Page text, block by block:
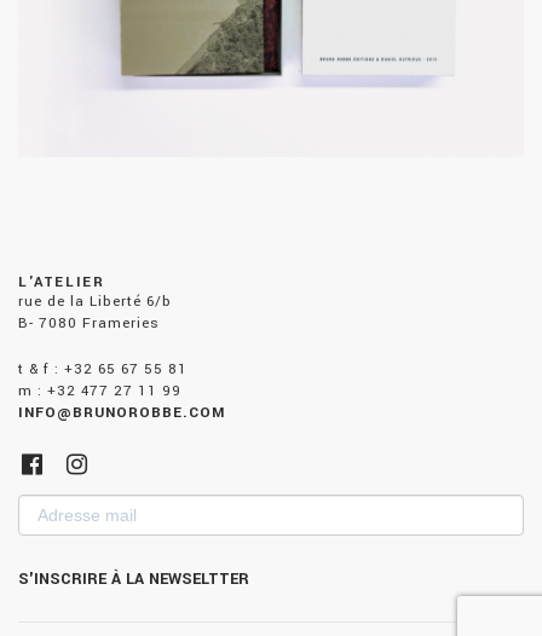
L'ATELIER
rue de la Liberté 6/b
B- 7080 Frameries
t & f : +32 65 67 55 81
m : +32 477 27 11 99
INFO@BRUNOROBBE.COM
Adresse
mail
S'INSCRIRE À LA NEWSELTTER